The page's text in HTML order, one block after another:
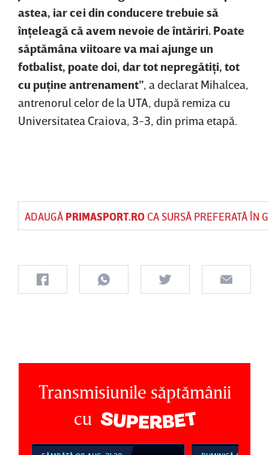
astea, iar cei din conducere trebuie să
înţeleagă că avem nevoie de întăriri. Poate
săptămâna viitoare va mai ajunge un
fotbalist, poate doi, dar tot nepregătiţi, tot
cu puţine antrenament” , a declarat Mihalcea,
antrenorul celor de la UTA, după remiza cu
Universitatea Craiova, 3-3, din prima etapă.
ADAUGĂ PRIMASPORT.ROCA SURSĂ PREFERATĂ ÎN
Transmisiunile săptămânii
cu